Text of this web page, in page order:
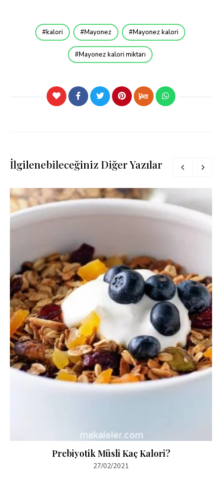
kalori Mayonez Mayonez kalori
Mayonez kalori miktarı
İlgilenebileceğiniz Diğer Yazılar
Prebiyotik Müsli Kaç Kalori?
27/02/2021